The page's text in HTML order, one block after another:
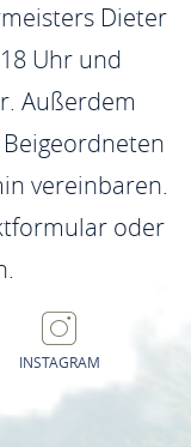
Dieter
Uhr und
Außerdem
vereinbaren.
oder
INSTAGRAM